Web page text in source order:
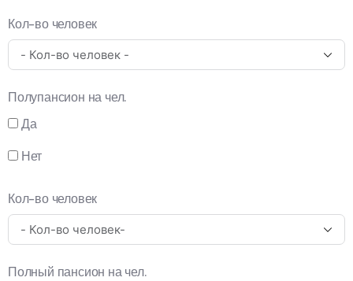
Кол-во человек
Полупансион на чел.
Да
Нет
Кол-во человек
Полный пансион на чел.